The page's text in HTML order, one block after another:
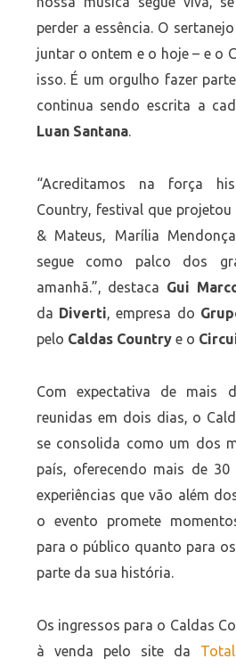
perder a essência. O
juntar o ontem e o hoje – e o
isso. É um orgulho fazer
continua sendo escrita a
Luan Santana.
“Acreditamos na força
Country, festival que
& Mateus, Marília
segue como palco dos
amanhã.”, destaca Gui
da Diverti, empresa do
pelo Caldas Countrye o
Com expectativa de mais
reunidas em dois dias, o
se consolida como um dos
país, oferecendo mais de
experiências que vão além
o evento promete
para o público quanto para
parte da sua história.
Os ingressos para o Caldas
à venda pelo site da